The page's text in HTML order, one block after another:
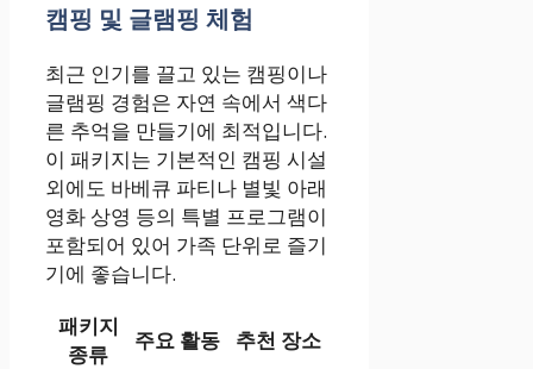
캠핑 및 글램핑 체험
최근 인기를 끌고 있는 캠핑이나
글램핑 경험은 자연 속에서 색다
른 추억을 만들기에 최적입니다.
이 패키지는 기본적인 캠핑 시설
외에도 바베큐 파티나 별빛 아래
영화 상영 등의 특별 프로그램이
포함되어 있어 가족 단위로 즐기
기에 좋습니다.
패키지
종류
주요 활동
추천 장소